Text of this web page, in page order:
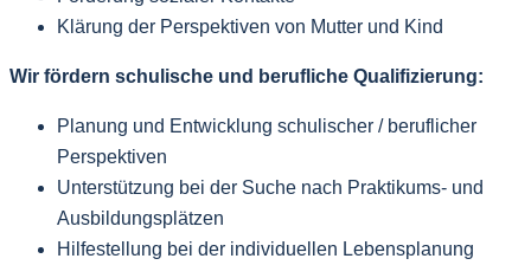
Klärung der Perspektiven von Mutter und Kind
Wir fördern schulische und berufliche Qualifizierung:
Planung und Entwicklung schulischer / beruflicher
Perspektiven
Unterstützung bei der Suche nach Praktikums- und
Ausbildungsplätzen
Hilfestellung bei der individuellen Lebensplanung